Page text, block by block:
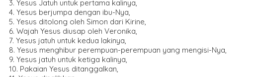
3. Yesus Jatuh untuk pertama kalinya,
4. Yesus berjumpa dengan ibu-Nya,
5. Yesus ditolong oleh Simon dari Kirine,
6. Wajah Yesus diusap oleh Veronika,
7. Yesus jatuh untuk kedua lakinya,
8. Yesus menghibur perempuan-perempuan yang mengisi-Nya,
9. Yesus jatuh untuk ketiga kalinya,
10. Pakaian Yesus ditanggalkan,